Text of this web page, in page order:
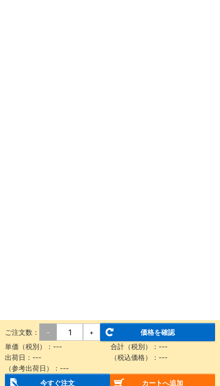
ご注文数： - +
価格を確認
単価（税別）： --- 合計（税別）： ---
出荷日： --- （税込価格）： ---
（参考出荷日）： ---
今すぐ注文
カートへ追加